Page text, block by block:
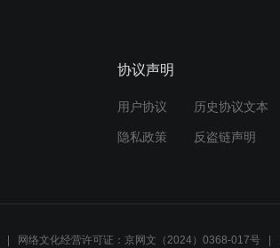
协议声明
用户协议 历史协议文本
隐私政策 反盗链声明
网络文化经营许可证：京网文（2024）0368-017号